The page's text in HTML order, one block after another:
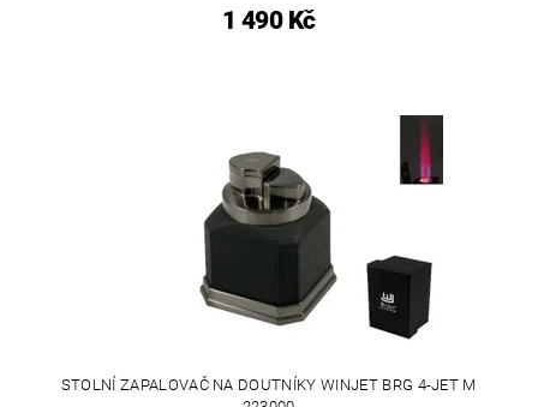
1 490 Kč
STOLNÍ ZAPALOVAČ NA DOUTNÍKY WINJET BRG 4-JET M